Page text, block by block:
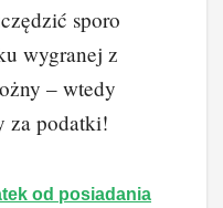
sporo
wygranej z
– wtedy
za podatki!
od posiadania